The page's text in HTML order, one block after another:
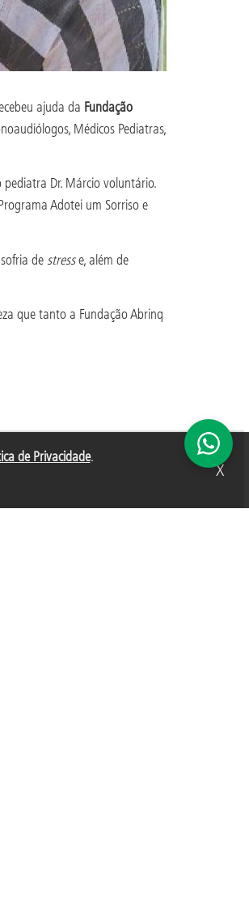
de Privacidade.
X
ajuda da Fundação
Médicos Pediatras,
Dr. Márcio voluntário.
Adotei um Sorriso e
de stresse, além de
que tanto a Fundação Abrinq